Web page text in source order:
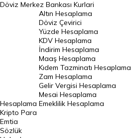
Norveç Kronu Kuru
İsveç Kronu Kuru
Japon Yeni Kuru
Serbest Piyasa Döviz Kurları
Merkez Bankası Döviz Kurları
Altın Fiyatları
Gram Altın Fiyatı
Döviz Merkez Bankası Kurlari
Hesaplama
Altın Hesaplama
Döviz Çevirici
Yüzde Hesaplama
KDV Hesaplama
İndirim Hesaplama
Maaş Hesaplama
Kıdem Tazminatı Hesaplama
Zam Hesaplama
Gelir Vergisi Hesaplama
Mesai Hesaplama
Emeklilik Hesaplama
Kripto Para
Emtia
Sözlük